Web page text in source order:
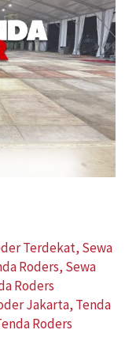
Terdekat, Sewa
Roders, Sewa
Roders
Jakarta, Tenda
Roders